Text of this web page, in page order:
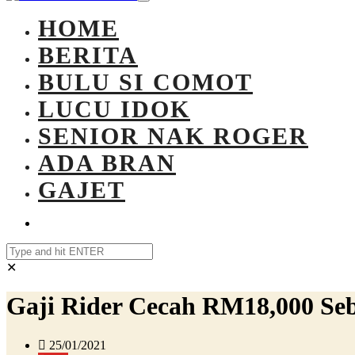
HOME
BERITA
BULU SI COMOT
LUCU IDOK
SENIOR NAK ROGER
ADA BRAN
GAJET
✕
Gaji Rider Cecah RM18,000
25/01/2021